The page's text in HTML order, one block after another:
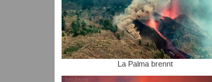
La Palma brennt